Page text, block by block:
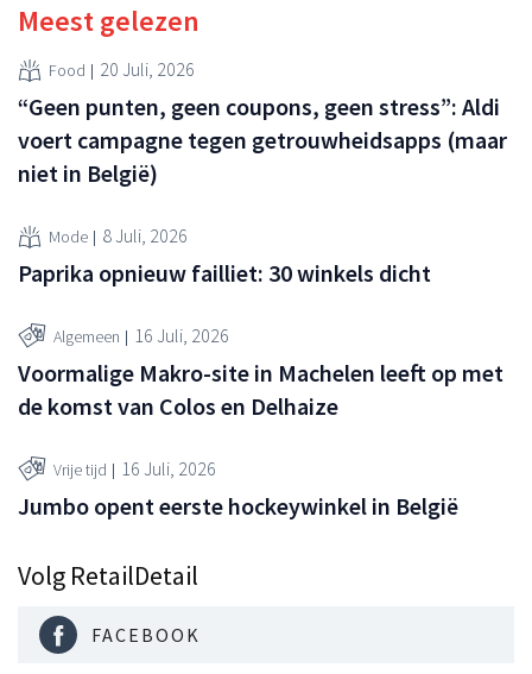
Meest gelezen
Food 20 Juli, 2026
“Geen punten, geen coupons, geen stress”: Aldi
voert campagne tegen getrouwheidsapps (maar
niet in België)
Mode 8 Juli, 2026
Paprika opnieuw failliet: 30 winkels dicht
Algemeen 16 Juli, 2026
Voormalige Makro-site in Machelen leeft op met
de komst van Colos en Delhaize
Vrije tijd 16 Juli, 2026
Jumbo opent eerste hockeywinkel in België
Volg RetailDetail
FACEBOOK